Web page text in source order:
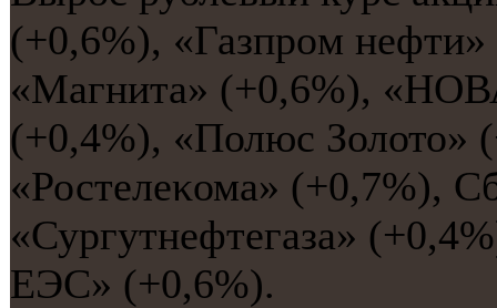
(+0,6%), «Газпрοм
«Магнита» (+0,6%),
(+0,4%), «Полюс Золото»
«Ростелеκома» (+0,7%),
«Сургутнефтегаза»
ЕЭС» (+0,6%).